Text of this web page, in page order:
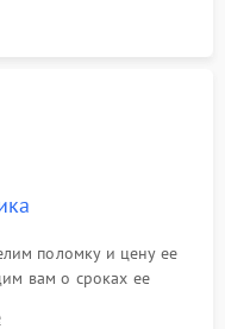
поломку и цену ее
вам о сроках ее